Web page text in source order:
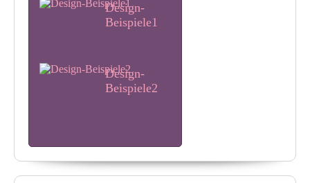
Design-
Beispiele1
Design-
Beispiele2